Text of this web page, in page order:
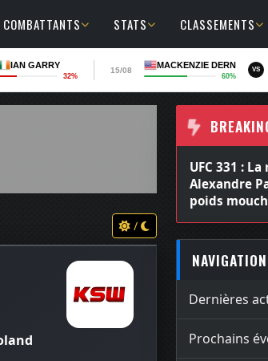
COMBATTANTS STATS CLASSEMENTS
IAN GARRY
32%
15/08
MACKENZIE DERN
60%
VS
/
UFC 331 :
Alexandre
poids
Dernières
Prochains